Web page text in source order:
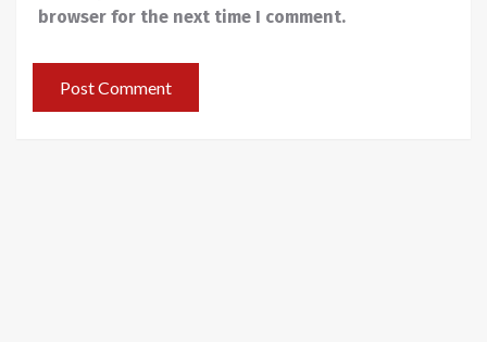
browser for the next time I comment.